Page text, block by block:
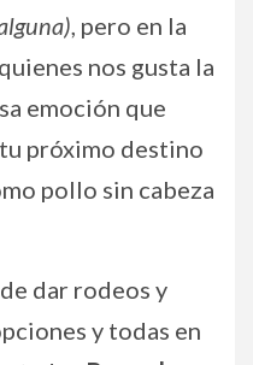
, pero en la
nos gusta la
emoción que
próximo destino
pollo sin cabeza
dar rodeos y
y todas en